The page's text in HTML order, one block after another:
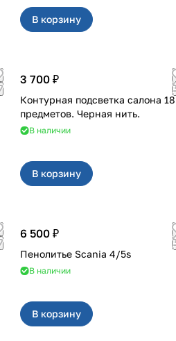
В корзину
3 700 ₽
Контурная подсветка салона 18
предметов. Черная нить.
В наличии
В корзину
6 500 ₽
Пенолитье Scania 4/5s
В наличии
В корзину